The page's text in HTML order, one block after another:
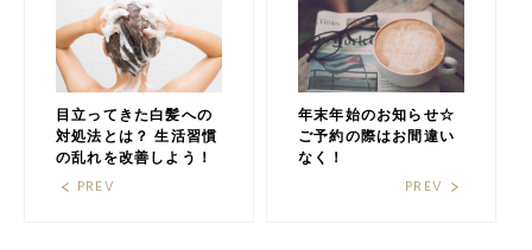
目立ってきた白髪への
対処法とは？ 生活習慣
の乱れを改善しよう！
PREV
年末年始のお知らせ☆
ご予約の際はお間違い
なく！
PREV